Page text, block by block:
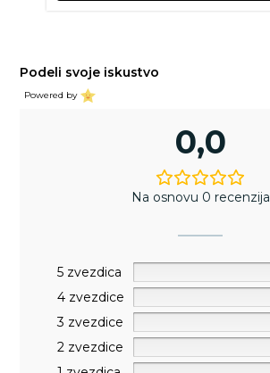
Podeli svoje iskustvo
Powered by
0,0
Na osnovu 0 recenzija
5 zvezdica
4 zvezdice
3 zvezdice
2 zvezdice